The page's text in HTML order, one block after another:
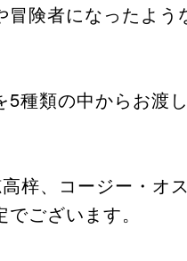
険者になったよう
種類の中からお渡
梓、コージー・オ
ございます。